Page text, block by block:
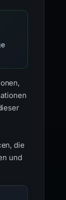
die
und